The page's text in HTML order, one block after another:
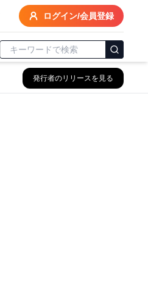
ログイン/会員登録
発行者のリリースを見る